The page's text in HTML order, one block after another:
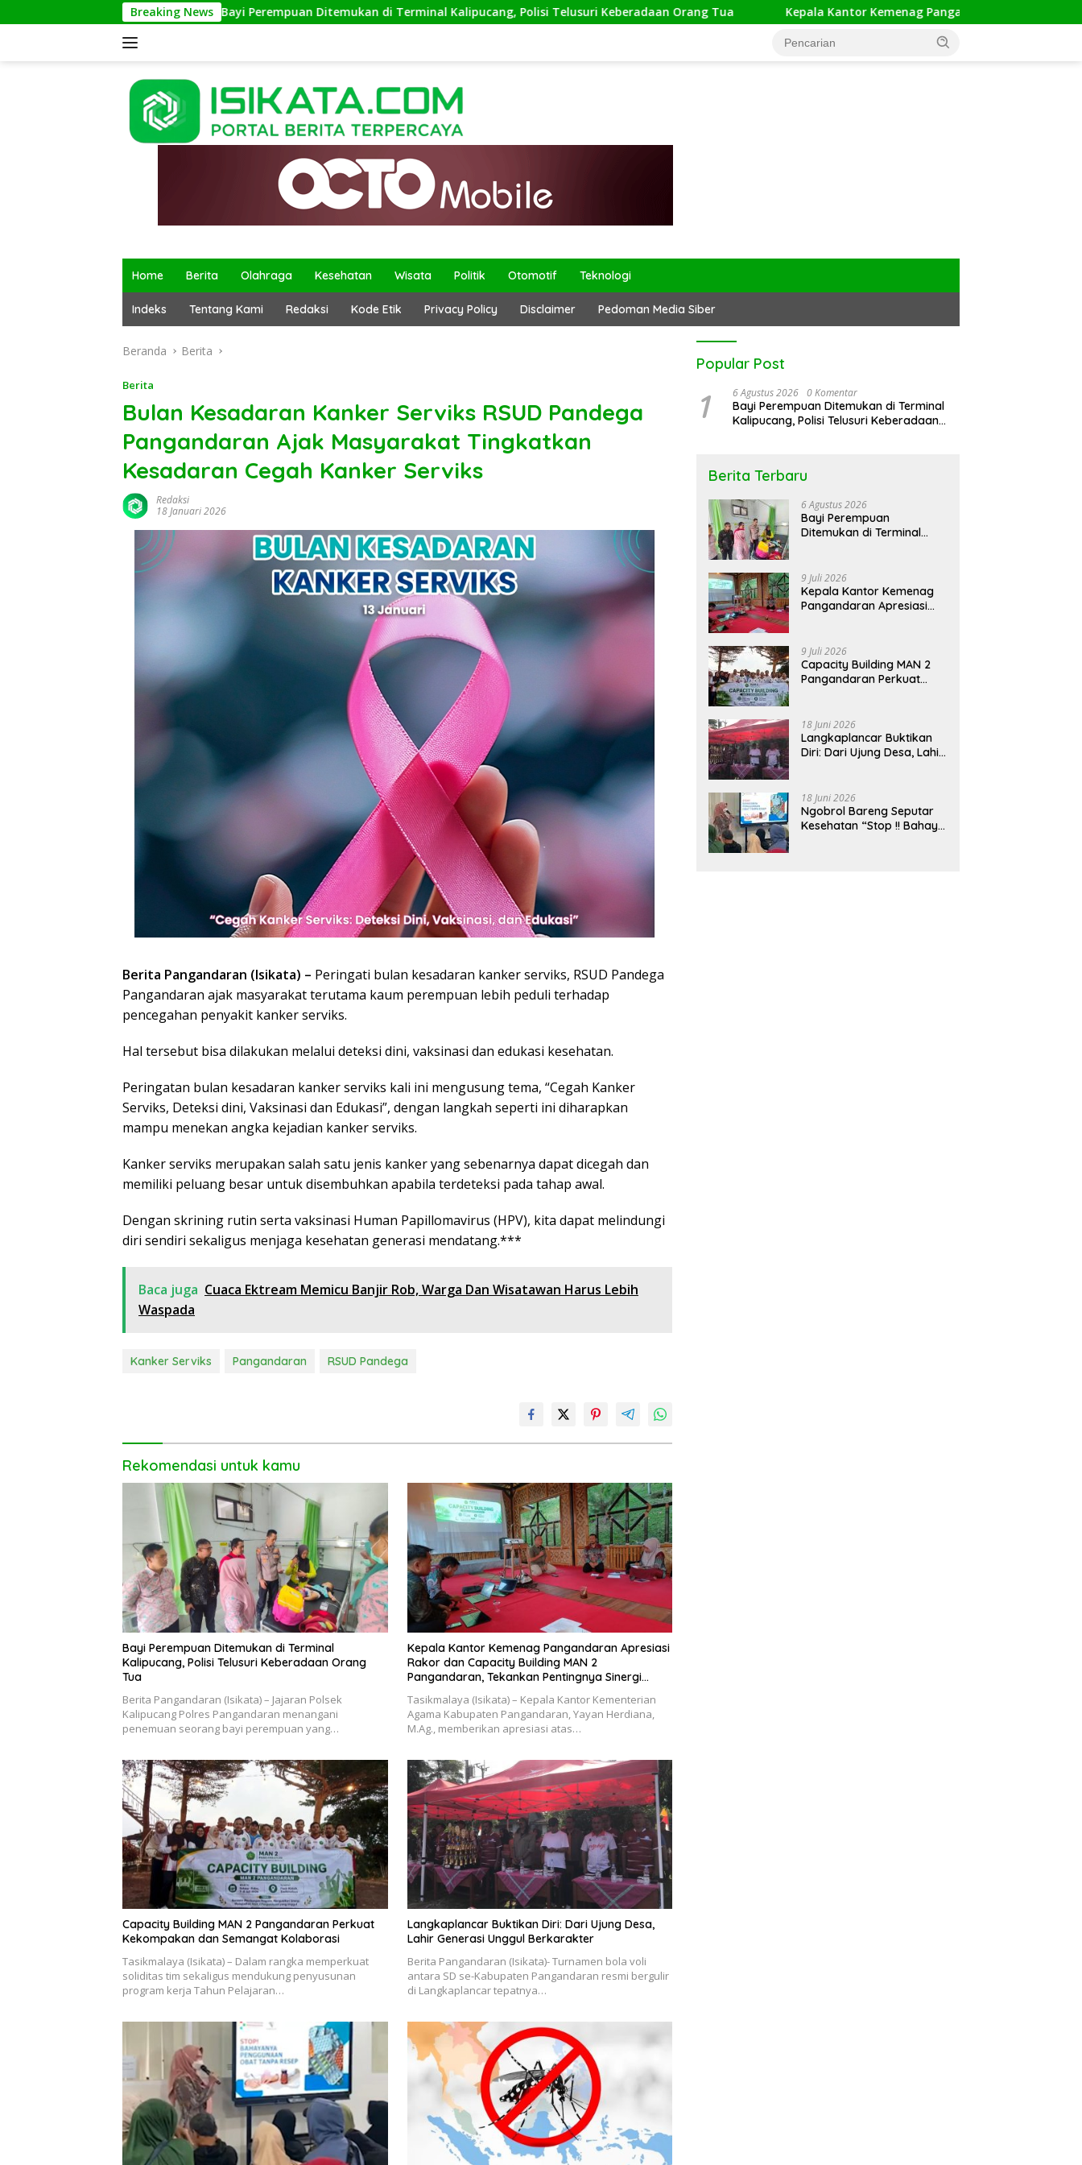
ke
Breaking News
Bayi Perempuan Ditemukan di Terminal Kalipucang, Polisi Telusuri Keberadaan Orang Tua Kepala Kantor Kemenag Pangandaran Apresiasi Rakor dan Capacity
Home Berita Olahraga Kesehatan Wisata Politik Otomotif Teknologi
Indeks Tentang Kami Redaksi Kode Etik Privacy Policy Disclaimer Pedoman Media Siber
Beranda Berita
Berita
Bulan Kesadaran Kanker Serviks RSUD Pandega
Pangandaran Ajak Masyarakat Tingkatkan
Kesadaran Cegah Kanker Serviks
Redaksi
18 Januari 2026
Berita Pangandaran (Isikata) – Peringati bulan kesadaran kanker serviks, RSUD Pandega
Pangandaran ajak masyarakat terutama kaum perempuan lebih peduli terhadap
pencegahan penyakit kanker serviks.
Hal tersebut bisa dilakukan melalui deteksi dini, vaksinasi dan edukasi kesehatan.
Peringatan bulan kesadaran kanker serviks kali ini mengusung tema, “Cegah Kanker
Serviks, Deteksi dini, Vaksinasi dan Edukasi”, dengan langkah seperti ini diharapkan
mampu menekan angka kejadian kanker serviks.
Kanker serviks merupakan salah satu jenis kanker yang sebenarnya dapat dicegah dan
memiliki peluang besar untuk disembuhkan apabila terdeteksi pada tahap awal.
Dengan skrining rutin serta vaksinasi Human Papillomavirus (HPV), kita dapat melindungi
diri sendiri sekaligus menjaga kesehatan generasi mendatang.***
Baca juga Cuaca Ektream Memicu Banjir Rob, Warga Dan Wisatawan Harus Lebih
Waspada
Kanker Serviks Pangandaran RSUD Pandega
Rekomendasi untuk kamu
Bayi Perempuan Ditemukan di Terminal
Kalipucang, Polisi Telusuri Keberadaan Orang
Tua
Berita Pangandaran (Isikata) – Jajaran Polsek
Kalipucang Polres Pangandaran menangani
penemuan seorang bayi perempuan yang…
Kepala Kantor Kemenag Pangandaran Apresiasi
Rakor dan Capacity Building MAN 2
Pangandaran, Tekankan Pentingnya Sinergi
Tasikmalaya (Isikata) – Kepala Kantor Kementerian
Agama Kabupaten Pangandaran, Yayan Herdiana,
M.Ag., memberikan apresiasi atas…
Capacity Building MAN 2 Pangandaran Perkuat
Kekompakan dan Semangat Kolaborasi
Tasikmalaya (Isikata) – Dalam rangka memperkuat
soliditas tim sekaligus mendukung penyusunan
program kerja Tahun Pelajaran…
Langkaplancar Buktikan Diri: Dari Ujung Desa,
Lahir Generasi Unggul Berkarakter
Berita Pangandaran (Isikata)- Turnamen bola voli
antara SD se-Kabupaten Pangandaran resmi bergulir
di Langkaplancar tepatnya…
Popular Post
1 6 Agustus 2026 0 Komentar
Bayi Perempuan Ditemukan di Terminal
Kalipucang, Polisi Telusuri Keberadaan
Berita Terbaru
6 Agustus 2026
Bayi Perempuan
Ditemukan di Terminal
9 Juli 2026
Kepala Kantor Kemenag
Pangandaran Apresiasi
Pangandaran, Tekankan
Pentingnya Sinergi Antar
Lini
9 Juli 2026
Capacity Building MAN 2
Pangandaran Perkuat
18 Juni 2026
Langkaplancar Buktikan
Diri: Dari Ujung Desa, Lahir
18 Juni 2026
Ngobrol Bareng Seputar
Kesehatan “Stop !! Bahaya